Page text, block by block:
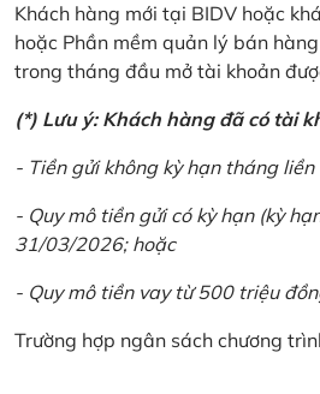
Khách hàng mới tại BIDV hoặc
hoặc Phần mềm quản lý bán
trong tháng đầu mở tài khoản
(*) Lưu ý: Khách hàng đã có tài
- Tiền gửi không kỳ hạn tháng
- Quy mô tiền gửi có kỳ hạn (kỳ
31/03/2026; hoặc
- Quy mô tiền vay từ 500 triệu
Trường hợp ngân sách chương